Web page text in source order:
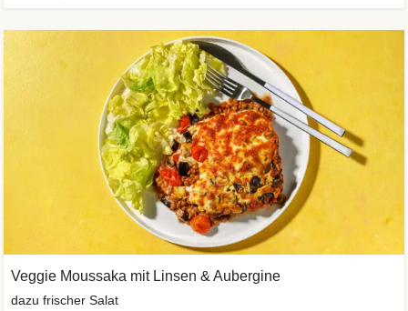
Veggie Moussaka mit Linsen & Aubergine
dazu frischer Salat